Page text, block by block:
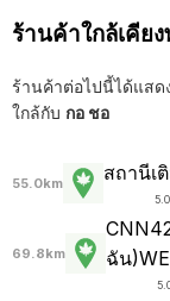
ร้านค้าใกล้เคีย
ร้านค้าต่อไปนี้ได้แสด
ใกล้กับ กอ ชอ
55.0km สถานีเ
69.8km
ฉัน